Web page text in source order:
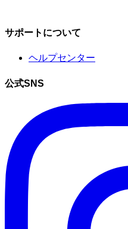
サポートについて
ヘルプセンター
公式SNS